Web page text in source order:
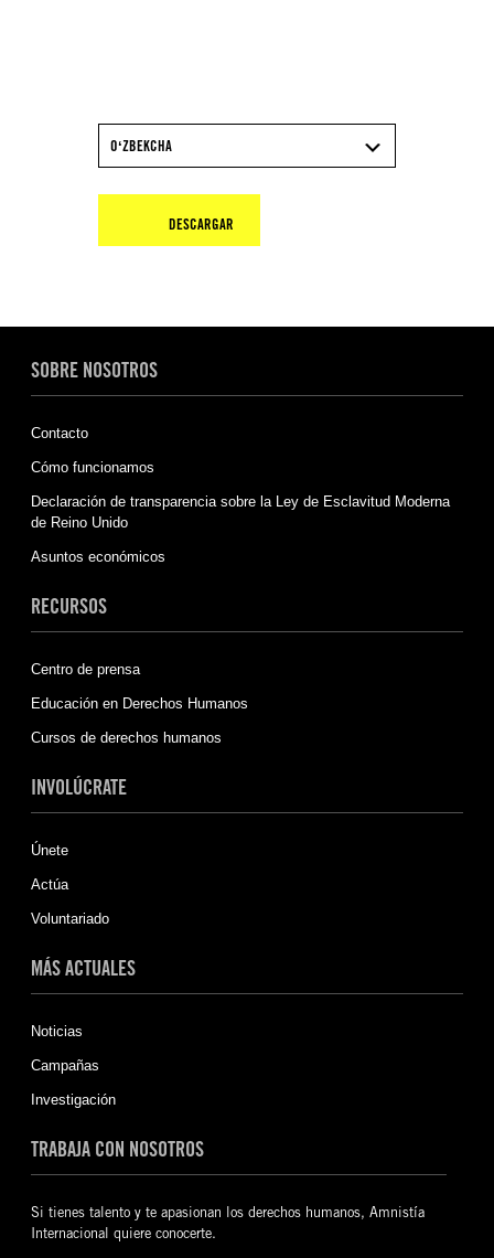
OʻZBEKCHA
DESCARGAR
SOBRE NOSOTROS
Contacto
Cómo funcionamos
Declaración de transparencia sobre la Ley de Esclavitud Moderna
de Reino Unido
Asuntos económicos
RECURSOS
Centro de prensa
Educación en Derechos Humanos
Cursos de derechos humanos
INVOLÚCRATE
Únete
Actúa
Voluntariado
MÁS ACTUALES
Noticias
Campañas
Investigación
TRABAJA CON NOSOTROS
Si tienes talento y te apasionan los derechos humanos, Amnistía
Internacional quiere conocerte.